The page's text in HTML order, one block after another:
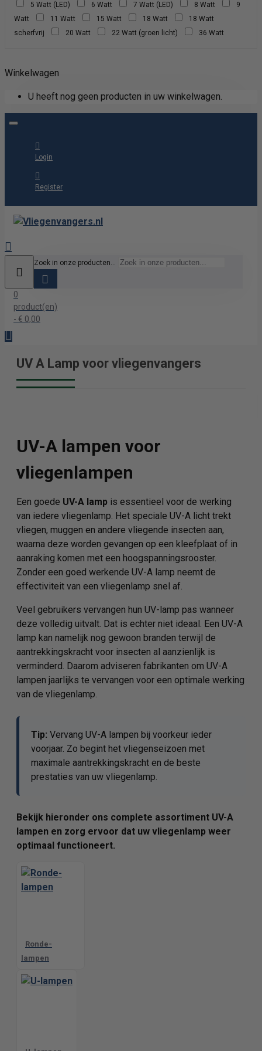
5 Watt (LED) 6 Watt 7 Watt (LED) 8 Watt
9
Watt
11 Watt 15 Watt 18 Watt
18 Watt
scherfvrij
20 Watt 22 Watt (groen licht) 36 Watt
Winkelwagen
U heeft nog geen producten in uw winkelwagen.
Login
Register
Zoek in onze producten...
0
product(en)
- € 0,00
UV A Lamp voor vliegenvangers
UV-A lampen voor
vliegenlampen
Een goede UV-A lamp is essentieel voor de werking
van iedere vliegenlamp. Het speciale UV-A licht trekt
vliegen, muggen en andere vliegende insecten aan,
waarna deze worden gevangen op een kleefplaat of in
aanraking komen met een hoogspanningsrooster.
Zonder een goed werkende UV-A lamp neemt de
effectiviteit van een vliegenlamp snel af.
Veel gebruikers vervangen hun UV-lamp pas wanneer
deze volledig uitvalt. Dat is echter niet ideaal. Een UV-A
lamp kan namelijk nog gewoon branden terwijl de
aantrekkingskracht voor insecten al aanzienlijk is
verminderd. Daarom adviseren fabrikanten om UV-A
lampen jaarlijks te vervangen voor een optimale werking
van de vliegenlamp.
Tip: Vervang UV-A lampen bij voorkeur ieder
voorjaar. Zo begint het vliegenseizoen met
maximale aantrekkingskracht en de beste
prestaties van uw vliegenlamp.
Bekijk hieronder ons complete assortiment UV-A
lampen en zorg ervoor dat uw vliegenlamp weer
optimaal functioneert.
Ronde-
lampen